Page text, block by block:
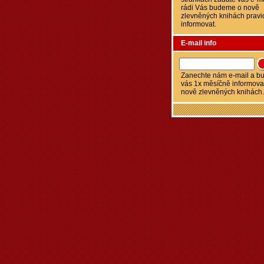
rádi Vás budeme o nově
zlevněných knihách
informovat.
E-mail info
Zanechte nám e-mail a
vás 1x měsíčně
nově zlevněných knihách.